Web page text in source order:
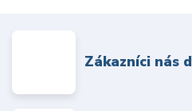
Zákazníci nás